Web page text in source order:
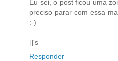
Eu sei, o post ficou uma
preciso parar com essa
:-)
[]'s
Responder